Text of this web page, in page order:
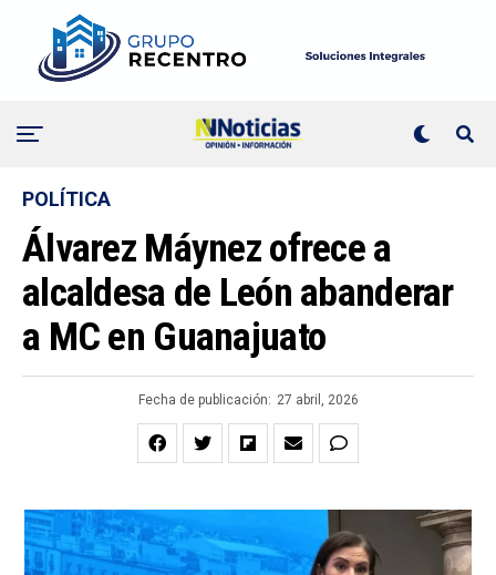
POLÍTICA
Álvarez Máynez ofrece a
alcaldesa de León abanderar
a MC en Guanajuato
Fecha de publicación: 27 abril, 2026